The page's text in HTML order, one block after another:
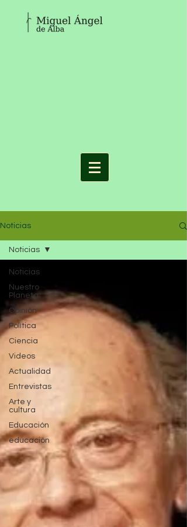
Noticias
Noticias
Nuestro
Planeta
Opinión
Política
Ciencia
Videos
Actualidad
Entrevistas
Arte y
cultura
Educación
educación
Noticias